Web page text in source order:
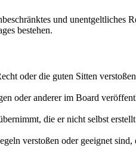
und unentgeltliches
bestehen.
oder die guten Sitten
oder anderer im Board
die er nicht selbst
verstoßen oder geeignet